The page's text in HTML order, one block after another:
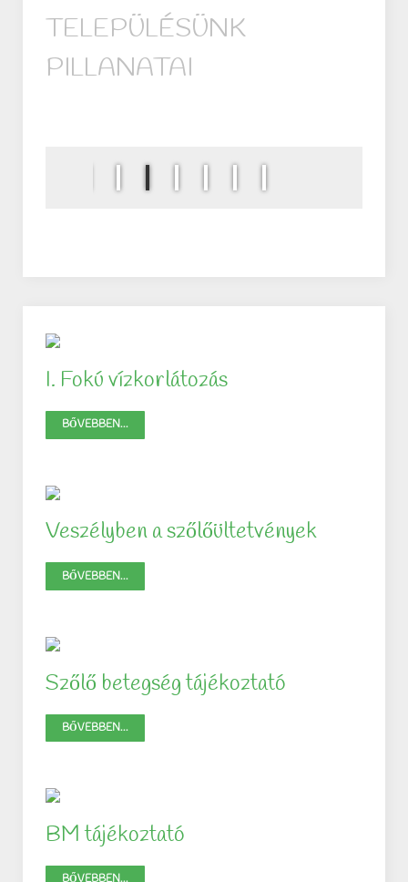
TELEPÜLÉSÜNK
PILLANATAI
I. Fokú vízkorlátozás
BŐVEBBEN...
Veszélyben a szőlőültetvények
BŐVEBBEN...
Szőlő betegség tájékoztató
BŐVEBBEN...
BM tájékoztató